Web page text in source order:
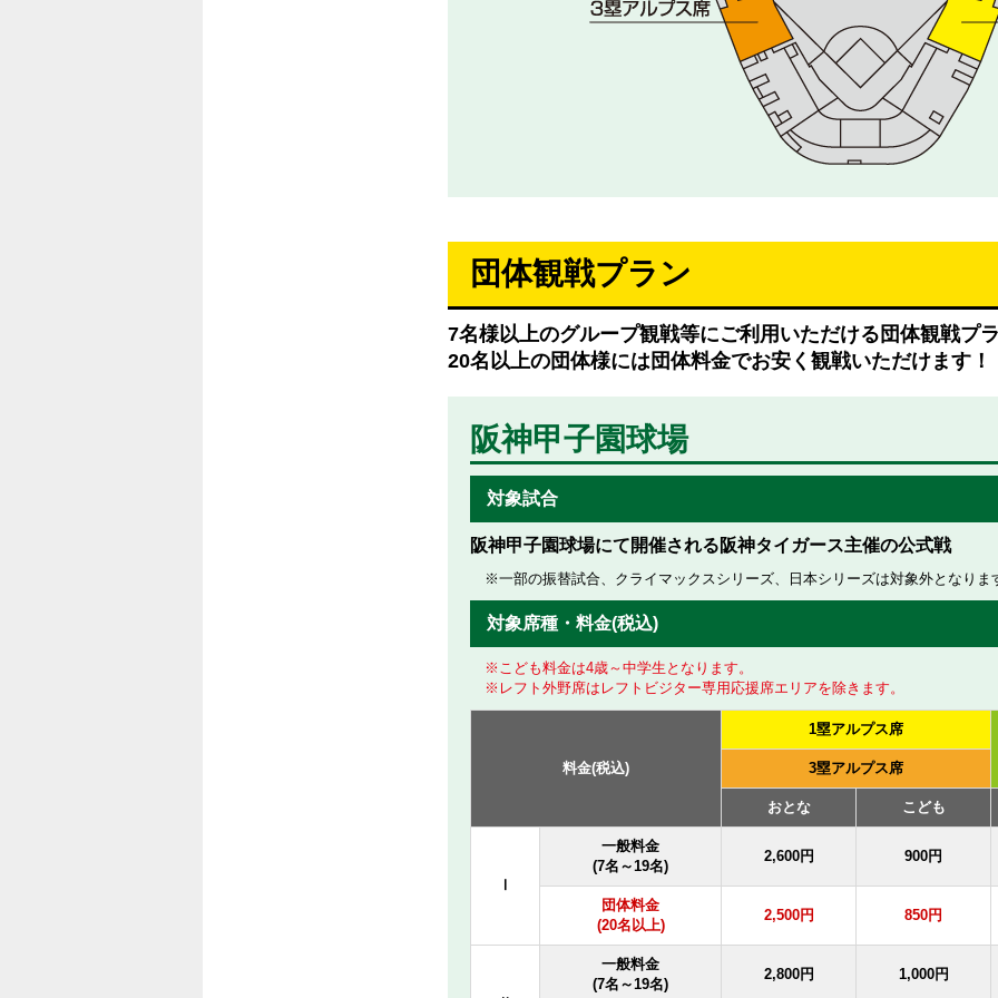
団体観戦プラン
7名様以上のグループ観戦等にご利用いただける団体観戦プ
20名以上の団体様には団体料金でお安く観戦いただけます！
阪神甲子園球場
対象試合
阪神甲子園球場にて開催される阪神タイガース主催の公式戦
※一部の振替試合、クライマックスシリーズ、日本シリーズは対象外となりま
対象席種・料金(税込)
※こども料金は4歳～中学生となります。
※レフト外野席はレフトビジター専用応援席エリアを除きます。
料金(税込)
1塁アルプス席
3塁アルプス席
おとな こども
Ⅰ
一般料金
(7名～19名)
2,600円 900円
団体料金
(20名以上)
2,500円 850円
一般料金
(7名～19名)
2,800円 1,000円